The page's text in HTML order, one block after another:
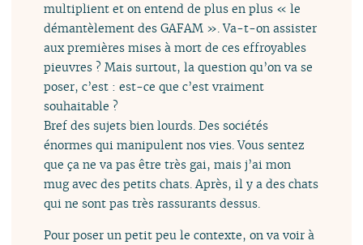
multiplient et on entend de plus en plus « le
démantèlement des GAFAM ». Va-t-on assister
aux premières mises à mort de ces effroyables
pieuvres ? Mais surtout, la question qu’on va se
poser, c’est : est-ce que c’est vraiment
souhaitable ?
Bref des sujets bien lourds. Des sociétés
énormes qui manipulent nos vies. Vous sentez
que ça ne va pas être très gai, mais j’ai mon
mug avec des petits chats. Après, il y a des chats
qui ne sont pas très rassurants dessus.
Pour poser un petit peu le contexte, on va voir à